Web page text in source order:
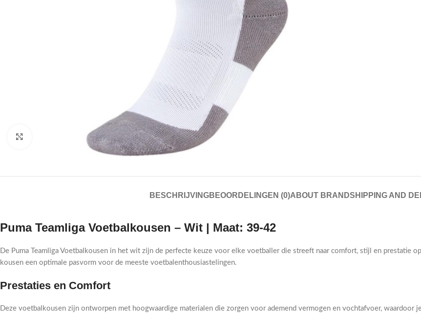
BESCHRIJVINGBEOORDELINGEN (0)ABOUT BRANDSHIPPING AND
Puma Teamliga Voetbalkousen – Wit | Maat: 39-42
De Puma Teamliga Voetbalkousen in het wit zijn de perfecte keuze voor elke voetballer die streeft naar comfort, stijl en prestatie
kousen een optimale pasvorm voor de meeste voetbalenthousiastelingen.
Prestaties en Comfort
Deze voetbalkousen zijn ontworpen met hoogwaardige materialen die zorgen voor ademend vermogen en vochtafvoer,